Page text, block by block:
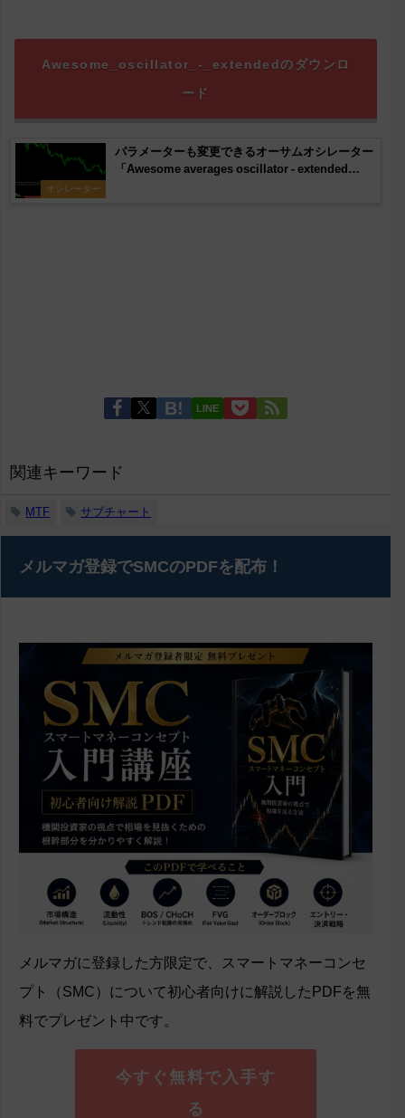
Awesome_oscillator_-_extendedのダウンロ
ード
オシレーター
パラメーターも変更できるオーサムオシレーター
「Awesome averages oscillator - extended
LINE
関連キーワード
MTF サブチャート
メルマガ登録でSMCのPDFを配布！
メルマガに登録した方限定で、スマートマネーコンセ
プト（SMC）について初心者向けに解説したPDFを無
料でプレゼント中です。
今すぐ無料で入手す
る